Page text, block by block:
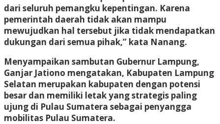
dari seluruh pemangku kepentingan. Karena
pemerintah daerah tidak akan mampu
mewujudkan hal tersebut jika tidak mendapatkan
dukungan dari semua pihak,” kata Nanang.
Menyampaikan sambutan Gubernur Lampung,
Ganjar Jationo mengatakan, Kabupaten Lampung
Selatan merupakan kabupaten dengan potensi
besar dan memiliki letak yang strategis paling
ujung di Pulau Sumatera sebagai penyangga
mobilitas Pulau Sumatera.